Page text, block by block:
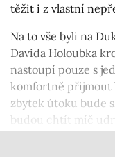
těžit i z vlastní
Na to vše byli na
Davida Holoubka
nastoupí pouze s
komfortně přijmout
zbytek útoku bude
budou chtít míč